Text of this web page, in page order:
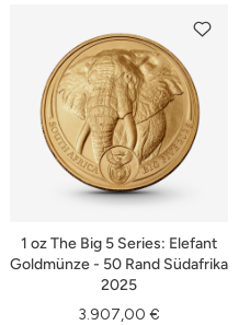
1 oz The Big 5 Series: Elefant
Goldmünze - 50 Rand Südafrika
2025
3.907,00 €